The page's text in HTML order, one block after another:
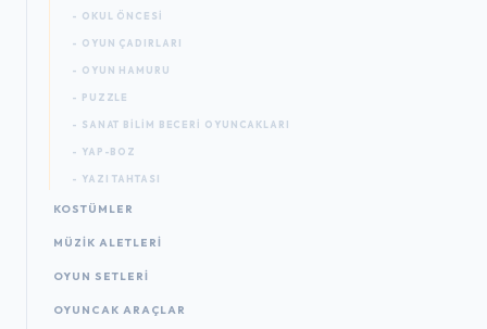
- OKUL ÖNCESI
- OYUN ÇADIRLARI
- OYUN HAMURU
- PUZZLE
- SANAT BILIM BECERI OYUNCAKLARI
- YAP-BOZ
- YAZI TAHTASI
KOSTÜMLER
MÜZIK ALETLERI
OYUN SETLERI
OYUNCAK ARAÇLAR